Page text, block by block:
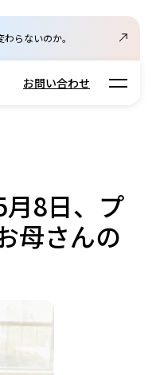
らないのか。
お問い合わせ Open
8日、プ
母さんの